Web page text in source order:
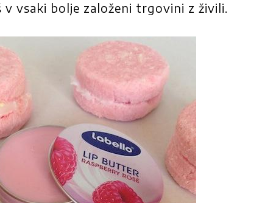
vsaki bolje založeni trgovini z živili.